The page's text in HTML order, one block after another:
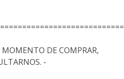
MOMENTO DE COMPRAR,
-